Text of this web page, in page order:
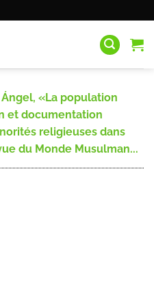
Ángel, «La population
et documentation
religieuses dans
du Monde Musulman...